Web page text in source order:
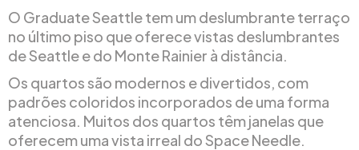
O Graduate Seattle tem um deslumbrante terraço
no último piso que oferece vistas deslumbrantes
de Seattle e do Monte Rainier à distância.
Os quartos são modernos e divertidos, com
padrões coloridos incorporados de uma forma
atenciosa. Muitos dos quartos têm janelas que
oferecem uma vista irreal do Space Needle.